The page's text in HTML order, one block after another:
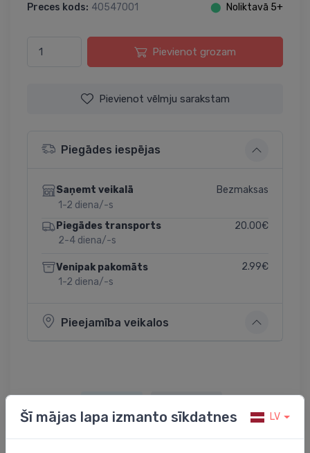
Preces kods: 40547001 ⬤ Noliktavā 5+
Pievienot grozam
Pievienot vēlmju sarakstam
Piegādes iespējas
Saņemt veikalā
1-2 diena/-s
Bezmaksas
Piegādes transports
2-4 diena/-s
20.00€
Venipak pakomāts
1-2 diena/-s
2.99€
Pieejamība veikalos
Dalīties:
Šī mājas lapa izmanto sīkdatnes LV